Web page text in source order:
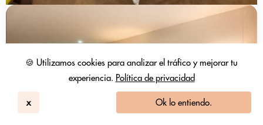
🍪 Utilizamos cookies para analizar el tráfico y mejorar tu
experiencia. Política de privacidad
x Ok lo entiendo.